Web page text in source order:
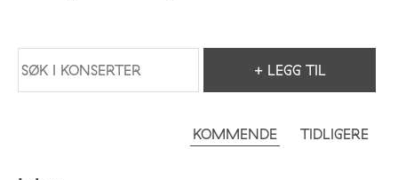
+ LEGG TIL
KOMMENDE TIDLIGERE